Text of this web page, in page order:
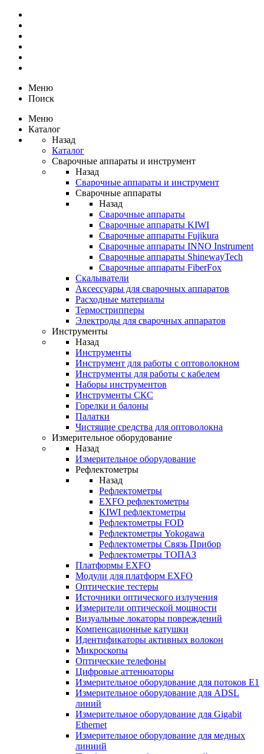
Меню
Поиск
Меню
Каталог
Назад
Каталог
Сварочные аппараты и инструмент
Назад
Сварочные аппараты и инструмент
Сварочные аппараты
Назад
Сварочные аппараты
Сварочные аппараты KIWI
Сварочные аппараты Fujikura
Сварочные аппараты INNO Instrument
Сварочные аппараты ShinewayTech
Cварочные аппараты FiberFox
Скалыватели
Аксессуары для сварочных аппаратов
Расходные материалы
Термострипперы
Электроды для сварочных аппаратов
Инструменты
Назад
Инструменты
Инструмент для работы с оптоволокном
Инструменты для работы с кабелем
Наборы инструментов
Инструменты СКС
Горелки и балоны
Палатки
Чистящие средства для оптоволокна
Измерительное оборудование
Назад
Измерительное оборудование
Рефлектометры
Назад
Рефлектометры
EXFO рефлектометры
KIWI рефлектометры
Рефлектометры FOD
Рефлектометры Yokogawa
Рефлектометры Связь Прибор
Рефлектометры ТОПАЗ
Платформы EXFO
Модули для платформ EXFO
Оптические тестеры
Источники оптического излучения
Измерители оптической мощности
Визуальные локаторы повреждений
Компенсационные катушки
Идентификаторы активных волокон
Микроскопы
Оптические телефоны
Цифровые аттенюаторы
Измерительное оборудование для потоков Е1
Измерительное оборудование для ADSL
линий
Измерительное оборудование для Gigabit
Ethernet
Измерительное оборудование для медных
линиий